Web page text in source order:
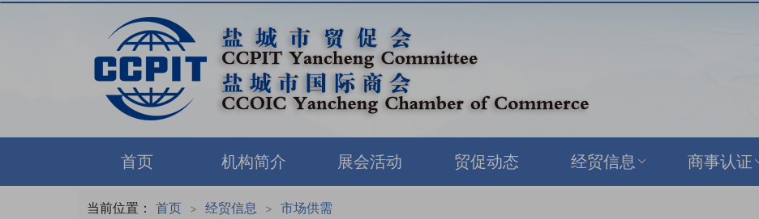
首页 机构简介 展会活动 贸促动态 经贸信息 商事认证
当前位置： 首页 > 经贸信息 > 市场供需